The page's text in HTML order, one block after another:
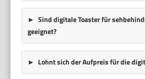
Sind digitale Toaster für
geeignet?
Lohnt sich der Aufpreis für die